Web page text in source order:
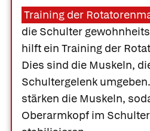
Training der
die Schulter
hilft ein Training der
Dies sind die Muskeln,
Schultergelenk
stärken die Muskeln,
Oberarmkopf im